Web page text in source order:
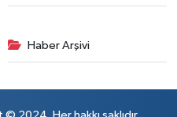
Haber Arşivi